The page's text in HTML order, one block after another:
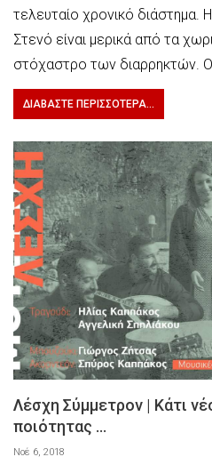
τελευταίο χρονικό διάστημα.
Στενό είναι μερικά από τα
στόχαστρο των διαρρηκτών.
ΔΙΑΒΆΣΤΕ ΠΕΡΙΣΣΌΤΕΡΑ...
Λέσχη Σύμμετρον | Κάτι
ποιότητας …
Νοέ 6, 2018